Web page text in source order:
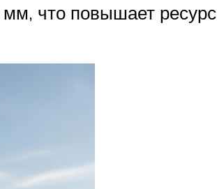
что повышает ресурс